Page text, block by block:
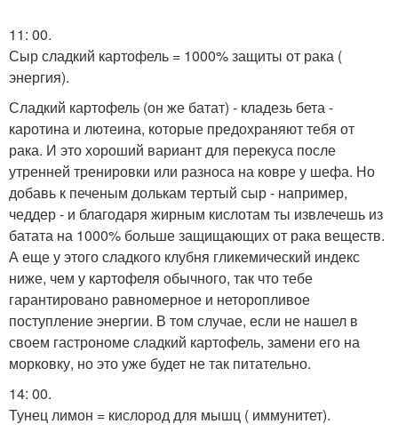
11: 00.
Сыр сладкий картофель = 1000% защиты от рака (
энергия).
Сладкий картофель (он же батат) - кладезь бета -
каротина и лютеина, которые предохраняют тебя от
рака. И это хороший вариант для перекуса после
утренней тренировки или разноса на ковре у шефа. Но
добавь к печеным долькам тертый сыр - например,
чеддер - и благодаря жирным кислотам ты извлечешь из
батата на 1000% больше защищающих от рака веществ.
А еще у этого сладкого клубня гликемический индекс
ниже, чем у картофеля обычного, так что тебе
гарантировано равномерное и неторопливое
поступление энергии. В том случае, если не нашел в
своем гастрономе сладкий картофель, замени его на
морковку, но это уже будет не так питательно.
14: 00.
Тунец лимон = кислород для мышц ( иммунитет).